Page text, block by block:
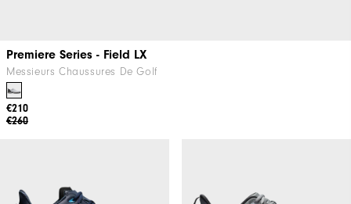
Premiere Series - Field LX
Messieurs Chaussures De Golf
€210
€260